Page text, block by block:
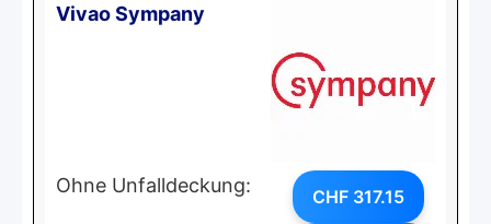
Vivao Sympany
Ohne Unfalldeckung: CHF 317.15